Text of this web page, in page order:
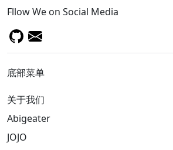
Fllow We on Social Media
底部菜单
关于我们
Abigeater
JOJO